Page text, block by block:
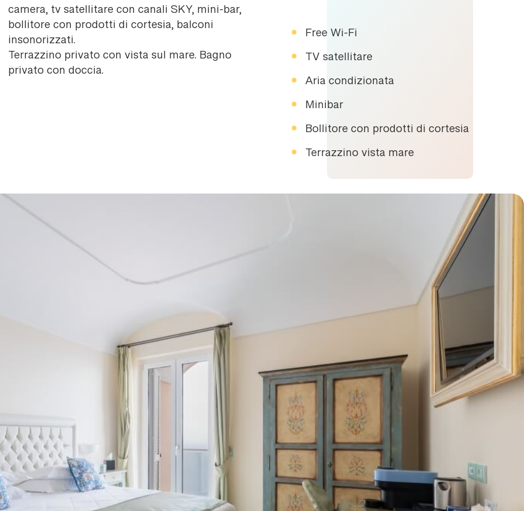
camera, tv satellitare con canali SKY, mini-bar,
bollitore con prodotti di cortesia, balconi
insonorizzati.
Terrazzino privato con vista sul mare. Bagno
privato con doccia.
Free Wi-Fi
TV satellitare
Aria condizionata
Minibar
Bollitore con prodotti di cortesia
Terrazzino vista mare